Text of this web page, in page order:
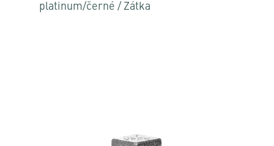
platinum/černé / Zátka